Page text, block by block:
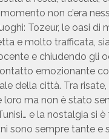
non c’era
Tozeur, le oasi
e molto trafficata,
e chiudendo gli
emozionante
della città. Tra
ma non è stato
e la nostalgia si
sono sempre tante